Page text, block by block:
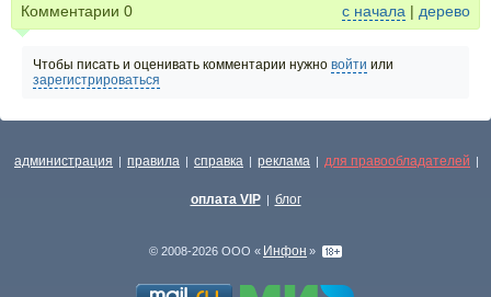
Комментарии 0 с начала | дерево
Чтобы писать и оценивать комментарии нужно войти или
зарегистрироваться
администрация | правила | справка | реклама | для правообладателей |
оплата VIP | блог
© 2008-2026 ООО « Инфон »